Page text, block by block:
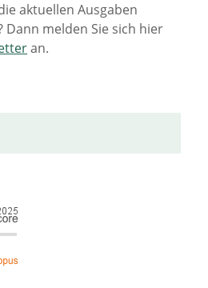
aktuellen Ausgaben
melden Sie sich hier
an.